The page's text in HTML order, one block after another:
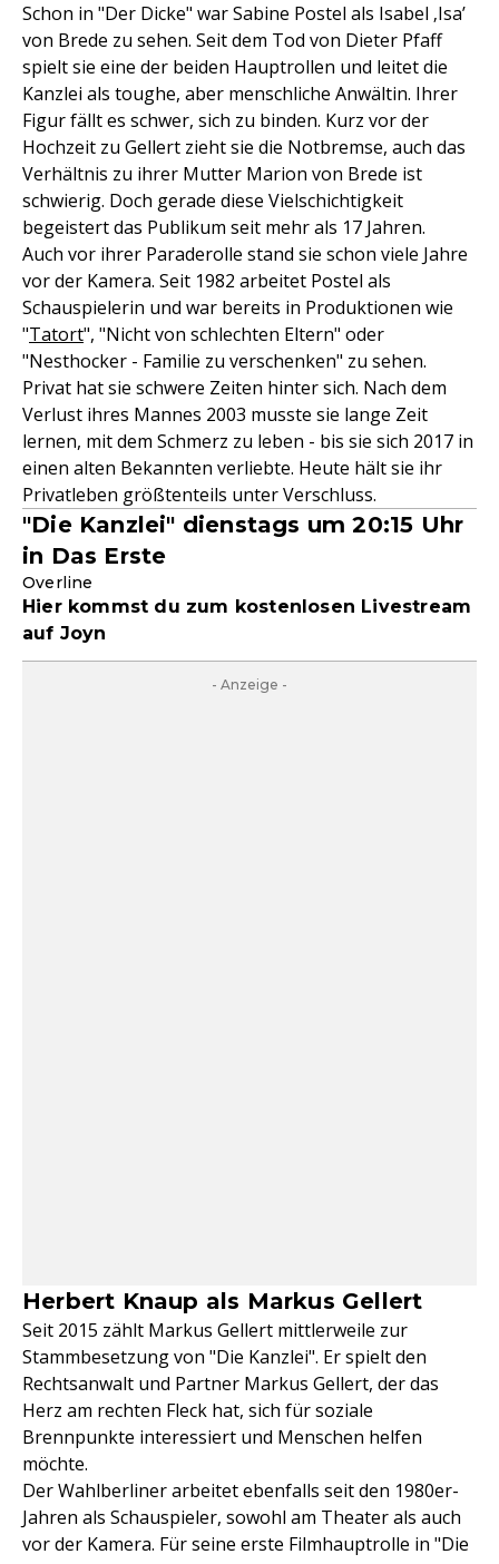
Schon in "Der Dicke" war Sabine Postel als Isabel ‚Isa’
von Brede zu sehen. Seit dem Tod von Dieter Pfaff
spielt sie eine der beiden Hauptrollen und leitet die
Kanzlei als toughe, aber menschliche Anwältin. Ihrer
Figur fällt es schwer, sich zu binden. Kurz vor der
Hochzeit zu Gellert zieht sie die Notbremse, auch das
Verhältnis zu ihrer Mutter Marion von Brede ist
schwierig. Doch gerade diese Vielschichtigkeit
begeistert das Publikum seit mehr als 17 Jahren.
Auch vor ihrer Paraderolle stand sie schon viele Jahre
vor der Kamera. Seit 1982 arbeitet Postel als
Schauspielerin und war bereits in Produktionen wie
"Tatort", "Nicht von schlechten Eltern" oder
"Nesthocker - Familie zu verschenken" zu sehen.
Privat hat sie schwere Zeiten hinter sich. Nach dem
Verlust ihres Mannes 2003 musste sie lange Zeit
lernen, mit dem Schmerz zu leben - bis sie sich 2017 in
einen alten Bekannten verliebte. Heute hält sie ihr
Privatleben größtenteils unter Verschluss.
"Die Kanzlei" dienstags um 20:15 Uhr
in Das Erste
Overline
Hier kommst du zum kostenlosen Livestream
auf Joyn
- Anzeige -
Herbert Knaup als Markus Gellert
Seit 2015 zählt Markus Gellert mittlerweile zur
Stammbesetzung von "Die Kanzlei". Er spielt den
Rechtsanwalt und Partner Markus Gellert, der das
Herz am rechten Fleck hat, sich für soziale
Brennpunkte interessiert und Menschen helfen
möchte.
Der Wahlberliner arbeitet ebenfalls seit den 1980er-
Jahren als Schauspieler, sowohl am Theater als auch
vor der Kamera. Für seine erste Filmhauptrolle in "Die